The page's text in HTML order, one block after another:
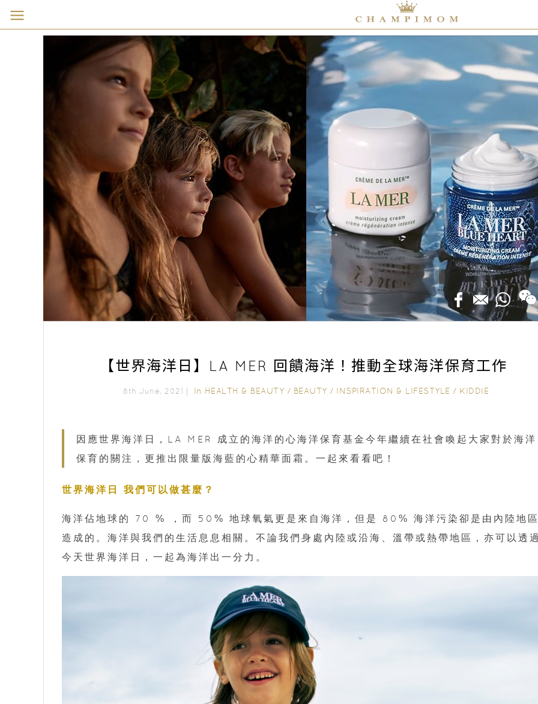
【世界海洋日】LA MER 回饋海洋！推動全球海洋保育工作
8th June, 2021｜ In HEALTH & BEAUTY / BEAUTY / INSPIRATION & LIFESTYLE / KIDDIE
因應世界海洋日，LA MER 成立的海洋的心海洋保育基金今年繼續在社會喚起大家對於海洋
保育的關注，更推出限量版海藍的心精華面霜。一起來看看吧！
世界海洋日 我們可以做甚麼？
海洋佔地球的 70 % ，而 50% 地球氧氣更是來自海洋，但是 80% 海洋污染卻是由內陸地
造成的。海洋與我們的生活息息相關。不論我們身處內陸或沿海、溫帶或熱帶地區，亦可以透
今天世界海洋日，一起為海洋出一分力。